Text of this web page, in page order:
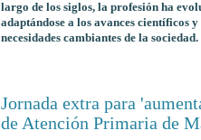
largo de los siglos, la profesión ha
adaptándose a los avances científicos
necesidades cambiantes de la sociedad.
Jornada extra para
de Atención Primaria de